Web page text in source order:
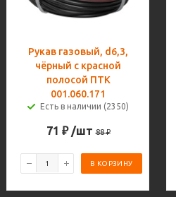
Рукав газовый, d6,3,
чёрный с красной
полосой ПТК
001.060.171
Есть в наличии (2350)
71 ₽ /шт 88₽
В КОРЗИНУ